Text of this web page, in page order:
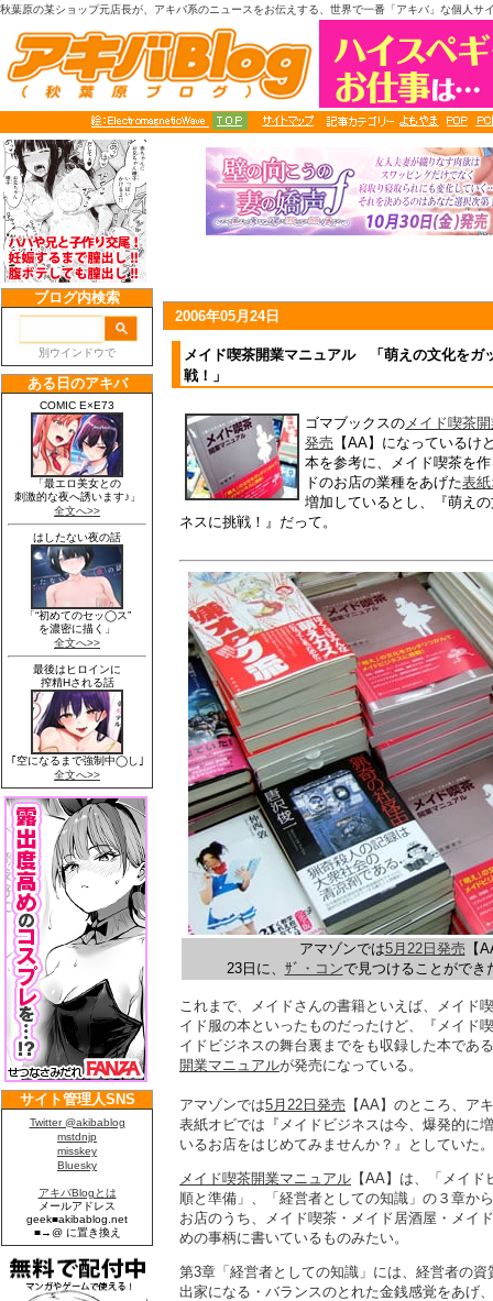
秋葉原の某ショップ元店長が、アキバ系のニュースをお伝えする、世界で一番「アキバ」な個人サ
2006年05月24日
メイド喫茶開業マニュアル 「萌えの文化をガ
戦！」
ゴマブックスのメイド喫茶
発売 【AA】になっているけ
本を参考に、メイド喫茶を
ドのお店の業種をあげた表
増加しているとし、『萌え
ネスに挑戦！』だって。
アマゾンでは5月22日発売 【
23日に、 ｻﾞ・コンで見つけることができ
これまで、メイドさんの書籍といえば、メイド
イド服の本といったものだったけど、『メイド
イドビジネスの舞台裏までをも収録した本であ
開業マニュアルが発売になっている。
アマゾンでは5月22日発売 【AA】のところ、ア
表紙オビでは『メイドビジネスは今、爆発的に
いるお店をはじめてみませんか？』としていた。
メイド喫茶開業マニュアル 【AA】は、「メイ
順と準備」、「経営者としての知識」の３章か
お店のうち、メイド喫茶・メイド居酒屋・メイ
めの事柄に書いているものみたい。
第3章「経営者としての知識」には、経営者の
出家になる・バランスのとれた金銭感覚をあげ